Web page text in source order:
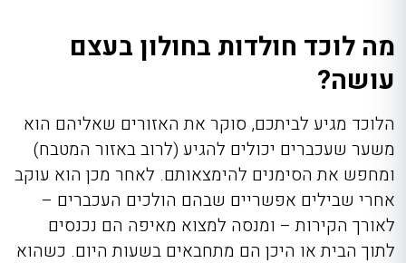
מה לוכד חולדות בחולון בעצם
עושה?
הלוכד מגיע לביתכם, סוקר את האזורים שאליהם הוא
משער שעכברים יכולים להגיע (לרוב באזור המטבח)
ומחפש את הסימנים להימצאותם. לאחר מכן הוא עוקב
אחרי שבילים אפשריים שבהם הולכים העכברים –
לאורך הקירות – ומנסה למצוא מאיפה הם נכנסים
לתוך הבית או היכן הם מתחבאים בשעות היום. כשהוא